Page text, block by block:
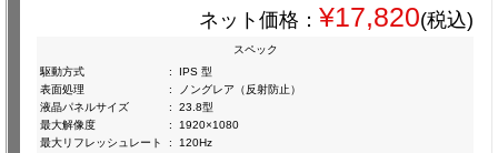
ネット価格： ¥17,820(税込)
スペック
駆動方式
:
IPS 型
表面処理
:
ノングレア（反射防止）
液晶パネルサイズ
:
23.8型
最大解像度
:
1920×1080
最大リフレッシュレート
:
120Hz